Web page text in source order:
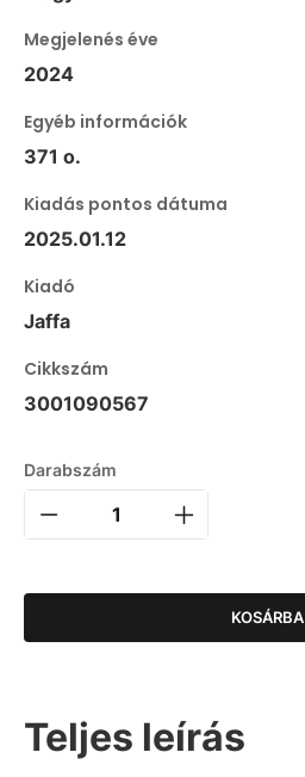
Megjelenés éve
2024
Egyéb információk
371 o.
Kiadás pontos dátuma
2025.01.12
Kiadó
Jaffa
Cikkszám
3001090567
Darabszám
KOSÁRBA
Teljes leírás